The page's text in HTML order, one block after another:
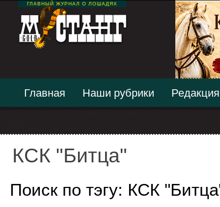
ГЛАВНЫЙ ЖУРНАЛ О ЛОШАДЯХ
Главная Наши рубрики Редакция
КСК "Битца"
Поиск по тэгу: КСК